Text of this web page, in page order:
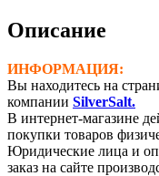
(Ø-7,0
мм)
Описание
ИНФОРМАЦИЯ:
Вы находитесь на
компании SilverSalt.
В интернет-магазине
покупки товаров
Юридические лица и
заказ на сайте